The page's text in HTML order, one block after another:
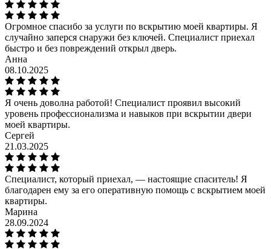
Огромное спасибо за услуги по вскрытию моей квартиры. Я
случайно заперся снаружи без ключей. Специалист приехал
быстро и без повреждений открыл дверь.
Анна
08.10.2025
Я очень доволна работой! Специалист проявил высокий
уровень профессионализма и навыков при вскрытии двери
моей квартиры.
Сергей
21.03.2025
Специалист, который приехал, — настоящие спаситель! Я
благодарен ему за его оперативную помощь с вскрытием моей
квартиры.
Марина
28.09.2024